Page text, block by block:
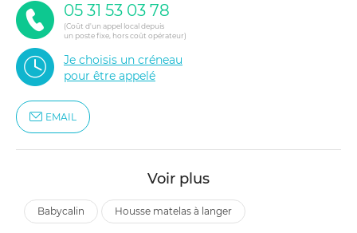
05 31 53 03 78
(Coût d'un appel local depuis
un poste fixe, hors coût opérateur)
Je choisis un créneau
pour être appelé
EMAIL
Voir plus
babycalin housse matelas à langer